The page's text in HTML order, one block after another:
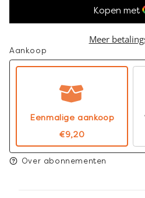
Meer
Aankoop
Eenmalige aankoop
€9,20
Over abonnementen